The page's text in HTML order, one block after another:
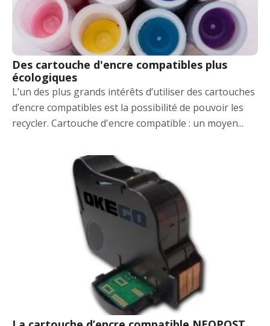
Des cartouche d'encre compatibles plus
écologiques
L’un des plus grands intérêts d’utiliser des cartouches
d’encre compatibles est la possibilité de pouvoir les
recycler. Cartouche d'encre compatible : un moyen...